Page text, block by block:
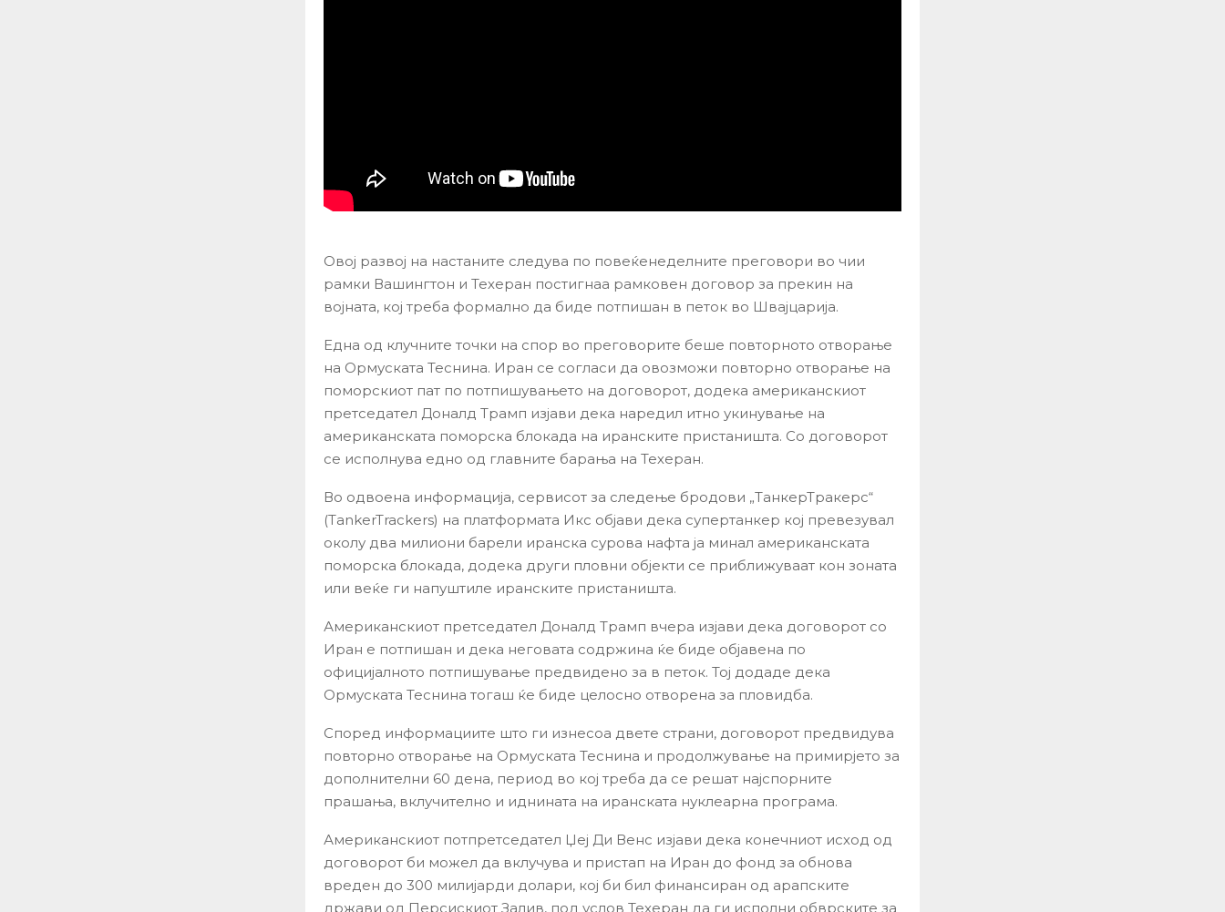
Овој развој на настаните следува по повеќенеделните преговори во чии
рамки Вашингтон и Техеран постигнаа рамковен договор за прекин на
војната, кој треба формално да биде потпишан в петок во Швајцарија.
Една од клучните точки на спор во преговорите беше повторното отворање
на Ормуската Теснина. Иран се согласи да овозможи повторно отворање на
поморскиот пат по потпишувањето на договорот, додека американскиот
претседател Доналд Трамп изјави дека наредил итно укинување на
американската поморска блокада на иранските пристаништа. Со договорот
се исполнува едно од главните барања на Техеран.
Во одвоена информација, сервисот за следење бродови „ТанкерТракерс“
(TankerTrackers) на платформата Икс објави дека супертанкер кој превезувал
околу два милиони барели иранска сурова нафта ја минал американската
поморска блокада, додека други пловни објекти се приближуваат кон зоната
или веќе ги напуштиле иранските пристаништа.
Американскиот претседател Доналд Трамп вчера изјави дека договорот со
Иран е потпишан и дека неговата содржина ќе биде објавена по
официјалното потпишување предвидено за в петок. Тој додаде дека
Ормуската Теснина тогаш ќе биде целосно отворена за пловидба.
Според информациите што ги изнесоа двете страни, договорот предвидува
повторно отворање на Ормуската Теснина и продолжување на примирјето за
дополнителни 60 дена, период во кој треба да се решат најспорните
прашања, вклучително и иднината на иранската нуклеарна програма.
Американскиот потпретседател Џеј Ди Венс изјави дека конечниот исход од
договорот би можел да вклучува и пристап на Иран до фонд за обнова
вреден до 300 милијарди долари, кој би бил финансиран од арапските
држави од Персискиот Залив, под услов Техеран да ги исполни обврските за